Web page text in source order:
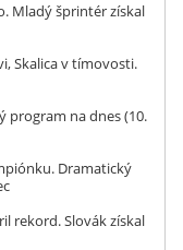
Mladý šprintér získal
Skalica v tímovosti.
program na dnes (10.
Dramatický
rekord. Slovák získal